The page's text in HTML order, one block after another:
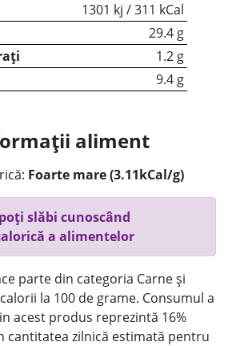
1301 kj / 311 kCal
29.4 g
1.2 g
9.4 g
aliment
Foarte mare (3.11kCal/g)
slăbi cunoscând
a alimentelor
parte din categoria Carne și
la 100 de grame. Consumul a
acest produs reprezintă 16%
cantitatea zilnică estimată pentru